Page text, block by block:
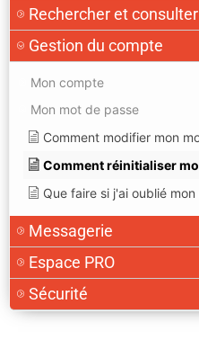
Rechercher et
Gestion du compte
Mon compte
Mon mot de passe
Comment modifier mon
Comment réinitialiser
Que faire si j'ai oublié
Messagerie
Espace PRO
Sécurité